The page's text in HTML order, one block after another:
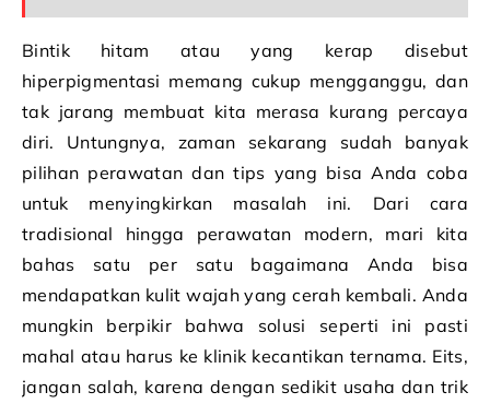
Bintik hitam atau yang kerap disebut
hiperpigmentasi memang cukup mengganggu, dan
tak jarang membuat kita merasa kurang percaya
diri. Untungnya, zaman sekarang sudah banyak
pilihan perawatan dan tips yang bisa Anda coba
untuk menyingkirkan masalah ini. Dari cara
tradisional hingga perawatan modern, mari kita
bahas satu per satu bagaimana Anda bisa
mendapatkan kulit wajah yang cerah kembali. Anda
mungkin berpikir bahwa solusi seperti ini pasti
mahal atau harus ke klinik kecantikan ternama. Eits,
jangan salah, karena dengan sedikit usaha dan trik